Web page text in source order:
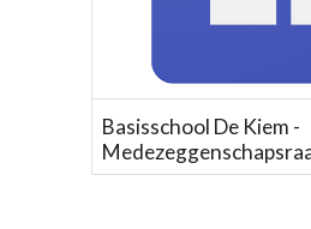
Basisschool De Kiem -